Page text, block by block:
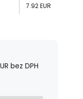
7.92EUR
bez DPH